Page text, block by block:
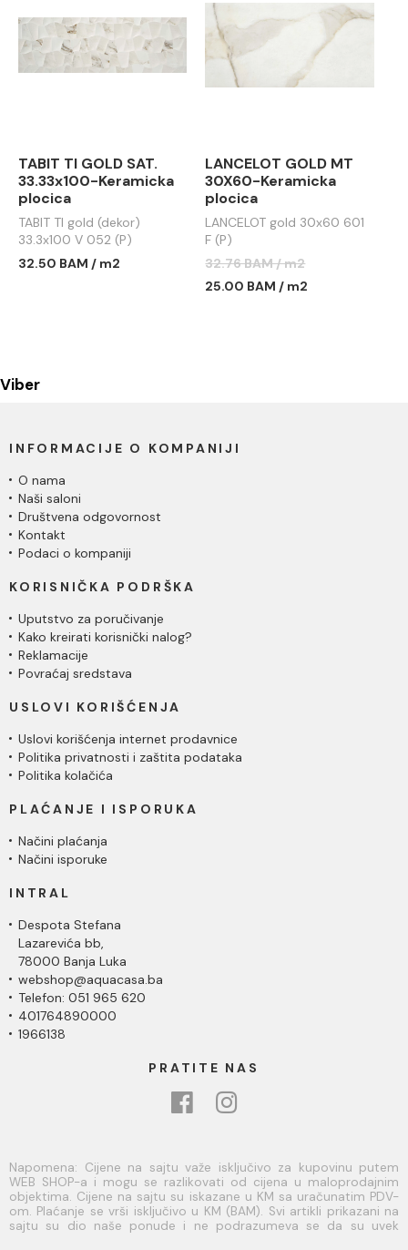
TABIT TI GOLD SAT.
33.33x100-Keramicka
plocica
TABIT TI gold (dekor)
33.3x100 V 052 (P)
32.50 BAM / m2
LANCELOT GOLD MT
30X60-Keramicka
plocica
LANCELOT gold 30x60 601
F (P)
32.76 BAM / m2
25.00 BAM / m2
Viber
INFORMACIJE O KOMPANIJI
O nama
Naši saloni
Društvena odgovornost
Kontakt
Podaci o kompaniji
KORISNIČKA PODRŠKA
Uputstvo za poručivanje
Kako kreirati korisnički nalog?
Reklamacije
Povraćaj sredstava
USLOVI KORIŠĆENJA
Uslovi korišćenja internet prodavnice
Politika privatnosti i zaštita podataka
Politika kolačića
PLAĆANJE I ISPORUKA
Načini plaćanja
Načini isporuke
INTRAL
Despota Stefana
Lazarevića bb,
78000 Banja Luka
webshop@aquacasa.ba
Telefon: 051 965 620
401764890000
1966138
PRATITE NAS
Napomena: Cijene na sajtu važe isključivo za kupovinu putem
WEB SHOP-a i mogu se razlikovati od cijena u maloprodajnim
objektima. Cijene na sajtu su iskazane u KM sa uračunatim PDV-
om. Plaćanje se vrši isključivo u KM (BAM). Svi artikli prikazani na
sajtu su dio naše ponude i ne podrazumeva se da su uvek